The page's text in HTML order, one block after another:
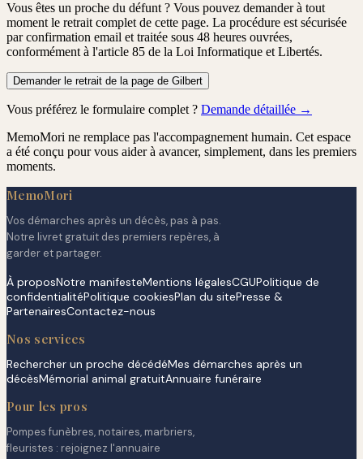
Vous êtes un proche du défunt ? Vous pouvez demander à tout
moment le retrait complet de cette page. La procédure est sécurisée
par confirmation email et traitée sous 48 heures ouvrées,
conformément à l'article 85 de la Loi Informatique et Libertés.
Demander le retrait de la page de Gilbert
Vous préférez le formulaire complet ? Demande détaillée →
MemoMori ne remplace pas l'accompagnement humain. Cet espace
a été conçu pour vous aider à avancer, simplement, dans les premiers
moments.
MemoMori
Vos démarches après un décès, pas à pas.
Notre livret gratuit des premiers repères, à
garder et partager.
À proposNotre manifesteMentions légalesCGUPolitique de
confidentialitéPolitique cookiesPlan du sitePresse &
PartenairesContactez-nous
Nos services
Rechercher un proche décédéMes démarches après un
décèsMémorial animal gratuitAnnuaire funéraire
Pour les pros
Pompes funèbres, notaires, marbriers,
fleuristes : rejoignez l'annuaire